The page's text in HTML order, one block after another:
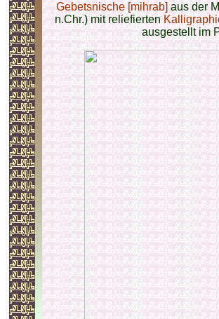
Gebetsnische [mihrab]aus der
n.Chr.) mit reliefierten
ausgestellt im